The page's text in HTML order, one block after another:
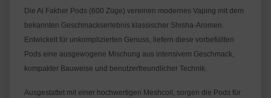
Die Al Fakher Pods (600 Züge) vereinen modernes Vaping mit dem
bekannten Geschmackserlebnis klassischer Shisha-Aromen.
Entwickelt für unkomplizierten Genuss, liefern diese vorbefüllten
Pods eine ausgewogene Mischung aus intensivem Geschmack,
kompakter Bauweise und benutzerfreundlicher Technik.
Ausgestattet mit einer hochwertigen Meshcoil, sorgen die Pods für